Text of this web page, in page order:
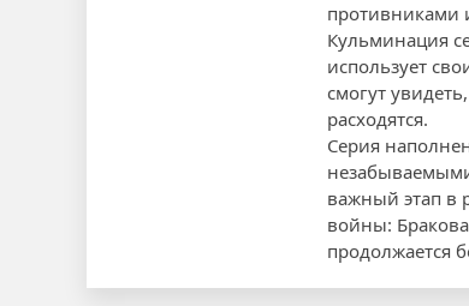
противниками
Кульминация
использует
смогут
расходятся.
Серия
важный этап в
войны:
продолжается